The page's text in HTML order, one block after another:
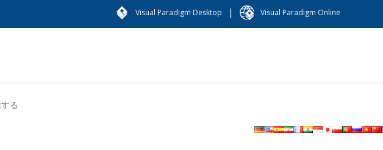
Visual Paradigm Desktop | Visual Paradigm Online
る